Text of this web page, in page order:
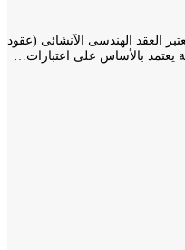
الهندسى الآنشائى (عقود
بالأساس على اعتبارات…